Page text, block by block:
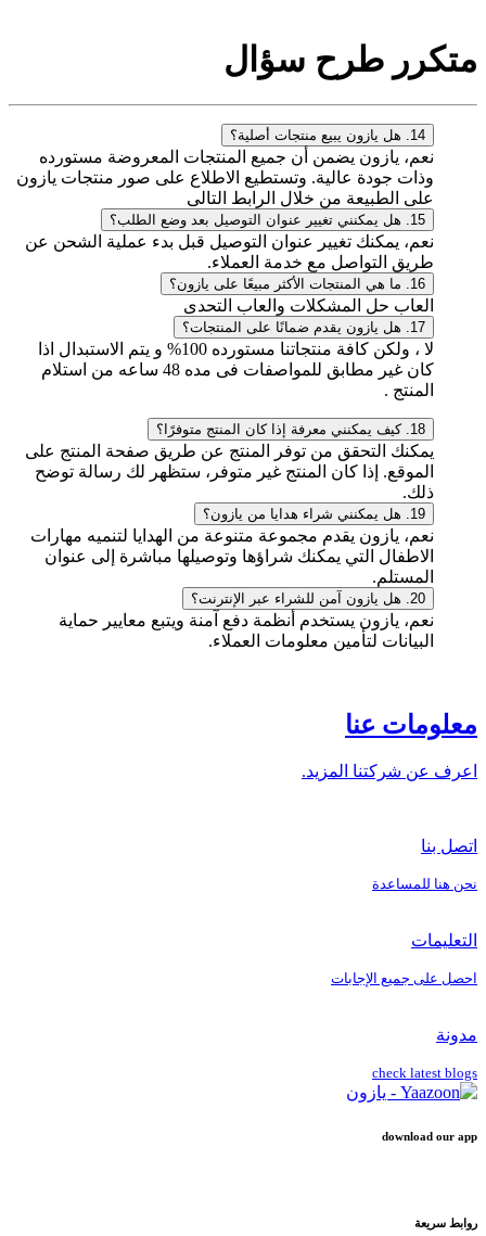
متكرر طرح سؤال
14. هل يازون يبيع منتجات أصلية؟
نعم، يازون يضمن أن جميع المنتجات المعروضة مستورده
وذات جودة عالية. وتستطيع الاطلاع على صور منتجات يازون
على الطبيعة من خلال الرابط التالى
15. هل يمكنني تغيير عنوان التوصيل بعد وضع الطلب؟
نعم، يمكنك تغيير عنوان التوصيل قبل بدء عملية الشحن عن
طريق التواصل مع خدمة العملاء.
16. ما هي المنتجات الأكثر مبيعًا على يازون؟
العاب حل المشكلات والعاب التحدى
17. هل يازون يقدم ضمانًا على المنتجات؟
لا ، ولكن كافة منتجاتنا مستورده 100% و يتم الاستبدال اذا
كان غير مطابق للمواصفات فى مده 48 ساعه من استلام
المنتج .
18. كيف يمكنني معرفة إذا كان المنتج متوفرًا؟
يمكنك التحقق من توفر المنتج عن طريق صفحة المنتج على
الموقع. إذا كان المنتج غير متوفر، ستظهر لك رسالة توضح
ذلك.
19. هل يمكنني شراء هدايا من يازون؟
نعم، يازون يقدم مجموعة متنوعة من الهدايا لتنميه مهارات
الاطفال التي يمكنك شراؤها وتوصيلها مباشرة إلى عنوان
المستلم.
20. هل يازون آمن للشراء عبر الإنترنت؟
نعم، يازون يستخدم أنظمة دفع آمنة ويتبع معايير حماية
البيانات لتأمين معلومات العملاء.
معلومات عنا
اعرف عن شركتنا المزيد.
اتصل بنا
نحن هنا للمساعدة
التعليمات
احصل على جميع الإجابات
مدونة
check latest blogs
download our app
روابط سريعة